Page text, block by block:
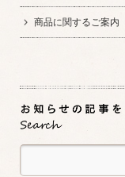
商品に関するご案内